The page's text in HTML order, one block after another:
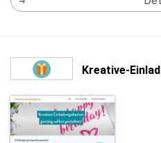
Kreative-